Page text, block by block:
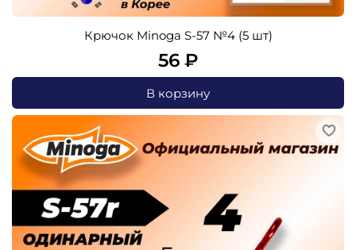
Крючок Minoga S-57 №4 (5 шт)
56 ₽
В корзину